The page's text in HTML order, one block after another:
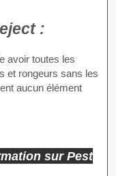
:
avoir toutes les
et rongeurs sans les
aucun élément
sur Pest